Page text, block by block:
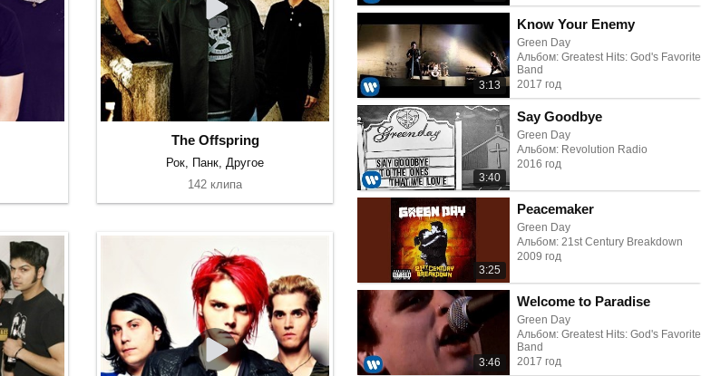
3:13
Know Your Enemy
Green Day
Альбом: Greatest Hits: God's Favorite
Band
2017 год
3:40
Say Goodbye
Green Day
Альбом: Revolution Radio
2016 год
3:25
Peacemaker
Green Day
Альбом: 21st Century Breakdown
2009 год
3:46
Welcome to Paradise
Green Day
Альбом: Greatest Hits: God's Favorite
Band
2017 год
The Offspring
Рок, Панк, Другое
142 клипа